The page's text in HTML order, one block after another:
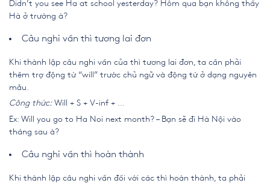
Didn’t you see Ha at school yesterday? Hôm qua bạn không thấy
Hà ở trường à?
Câu nghi vấn thì tương lai đơn
Khi thành lập câu nghi vấn của thì tương lai đơn, ta cần phải
thêm trợ động từ “will” trước chủ ngữ và động từ ở dạng nguyên
mẫu.
Công thức:Will + S + V-inf + …
Ex: Will you go to Ha Noi next month? – Bạn sẽ đi Hà Nội vào
tháng sau à?
Câu nghi vấn thì hoàn thành
Khi thành lập câu nghi vấn đối với các thì hoàn thành, ta phải